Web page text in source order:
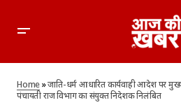
रद्द, पंचायती राज विभाग का संयुक्त
Home»जाति-धर्म आधारित कार्यवाही आदेश पर
पंचायती राज विभाग का संयुक्त निदेशक निलंबित